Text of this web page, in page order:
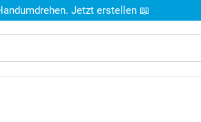
Jetzt erstellen 📖